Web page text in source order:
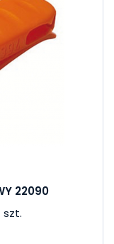
22090
szt.